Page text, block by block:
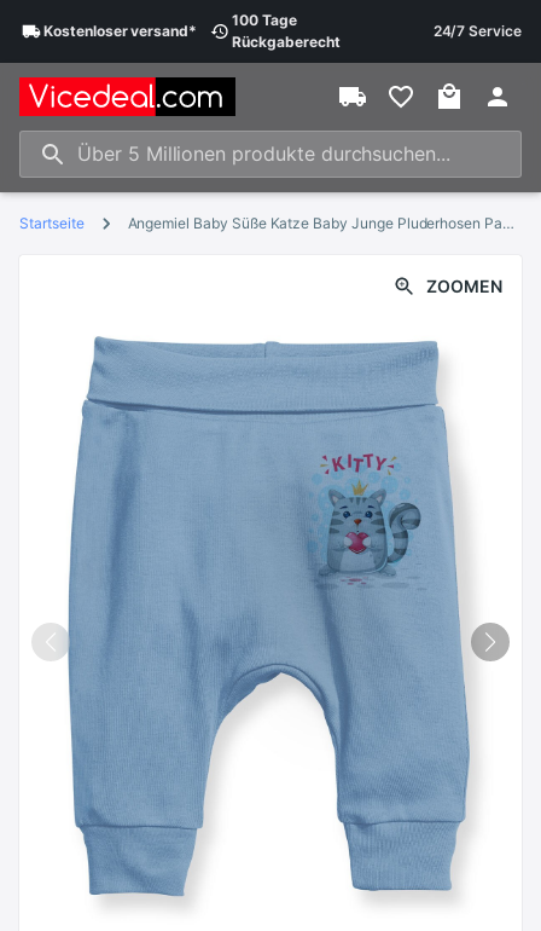
Kostenloserversand*
100 Tage
Rückgaberecht
24/7 Service
Startseite Angemiel Baby Süße Katze Baby Junge Pluderhosen Pantalon Blau
ZOOMEN